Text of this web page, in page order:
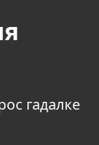
гадалке